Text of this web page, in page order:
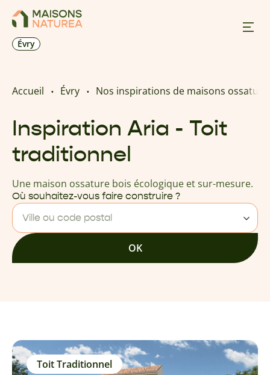
Évry
Nos offres
Prendre RDV
Accueil Évry Nos inspirations de maisons
Inspiration Aria - Toit
traditionnel
Une maison ossature bois écologique et sur-mesure.
Où souhaitez-vous faire construire ?
Ville ou code postal
OK
Toit Traditionnel